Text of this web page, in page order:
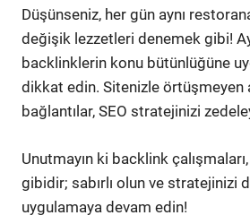
Düşünseniz, her gün aynı
değişik lezzetleri denemek gibi!
backlinklerin konu bütünlüğüne
dikkat edin. Sitenizle örtüşmeyen
bağlantılar, SEO stratejinizi
Unutmayın ki backlink
gibidir; sabırlı olun ve stratejinizi
uygulamaya devam edin!